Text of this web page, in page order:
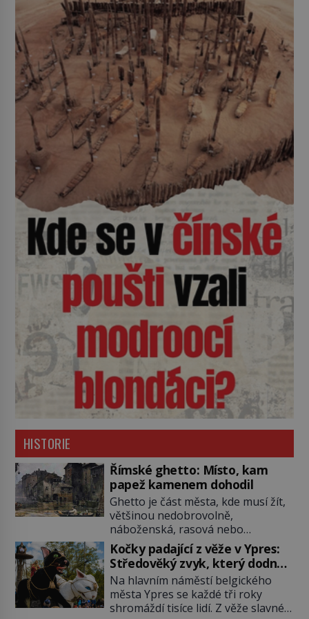
HISTORIE
Římské ghetto: Místo, kam
papež kamenem dohodil
Ghetto je část města, kde musí žít,
většinou nedobrovolně,
náboženská, rasová nebo
národnostní menšina obyvatel.
Bohaté historické zkušenosti mají s
takovým životem Židé. Už od
středověku jsou totiž v každou
chvíli nuceni v nějakém žít. Mezi ty
nejslavnější patří i římské ghetto
Kočky padající z věže v Ypres:
Středověký zvyk, který dodnes
budí rozpaky
Na hlavním náměstí belgického
města Ypres se každé tři roky
shromáždí tisíce lidí. Z věže slavné